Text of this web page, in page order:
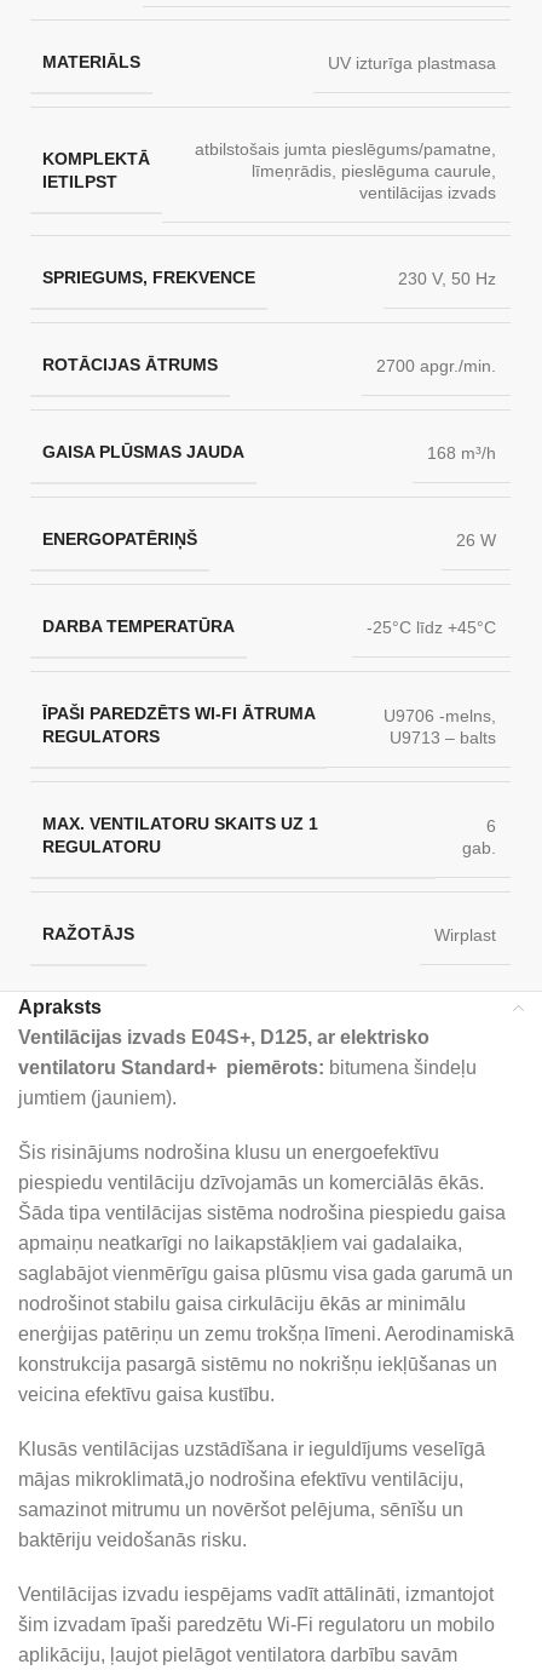
MATERIĀLS UV izturīga plastmasa
KOMPLEKTĀ
IETILPST
atbilstošais jumta pieslēgums/pamatne,
līmeņrādis, pieslēguma caurule,
ventilācijas izvads
SPRIEGUMS, FREKVENCE 230 V, 50 Hz
ROTĀCIJAS ĀTRUMS 2700 apgr./min.
GAISA PLŪSMAS JAUDA 168 m³/h
ENERGOPATĒRIŅŠ 26 W
DARBA TEMPERATŪRA -25°C līdz +45°C
ĪPAŠI PAREDZĒTS WI-FI ĀTRUMA
REGULATORS
U9706 -melns,
U9713 – balts
MAX. VENTILATORU SKAITS UZ 1
REGULATORU
6
gab.
RAŽOTĀJS Wirplast
Apraksts
Ventilācijas izvads E04S+, D125, ar elektrisko
ventilatoru Standard+ piemērots: bitumena šindeļu
jumtiem (jauniem).
Šis risinājums nodrošina klusu un energoefektīvu
piespiedu ventilāciju dzīvojamās un komerciālās ēkās.
Šāda tipa ventilācijas sistēma nodrošina piespiedu gaisa
apmaiņu neatkarīgi no laikapstākļiem vai gadalaika,
saglabājot vienmērīgu gaisa plūsmu visa gada garumā un
nodrošinot stabilu gaisa cirkulāciju ēkās ar minimālu
enerģijas patēriņu un zemu trokšņa līmeni. Aerodinamiskā
konstrukcija pasargā sistēmu no nokrišņu iekļūšanas un
veicina efektīvu gaisa kustību.
Klusās ventilācijas uzstādīšana ir ieguldījums veselīgā
mājas mikroklimatā,jo nodrošina efektīvu ventilāciju,
samazinot mitrumu un novēršot pelējuma, sēnīšu un
baktēriju veidošanās risku.
Ventilācijas izvadu iespējams vadīt attālināti, izmantojot
šim izvadam īpaši paredzētu Wi-Fi regulatoru un mobilo
aplikāciju, ļaujot pielāgot ventilatora darbību savām